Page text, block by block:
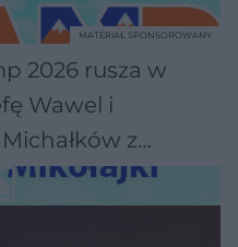
2026 rusza w
Wawel i
z
MATERIAŁ SPONSOROWANY